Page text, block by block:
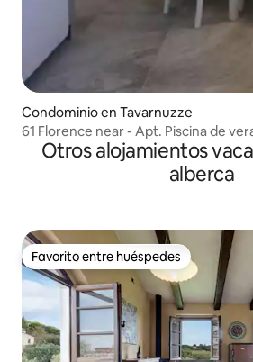
Condominio en Tavarnuzze
61 Florence near - Apt. Piscina de
Otros alojamientos
alberca
Favorito entre huéspedes
Favorito entre huéspedes